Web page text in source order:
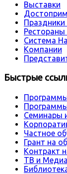
Выставки
Рестораны
Система
Компании
Быстрые
Семинары
Частное
Грант на
Контракт
ТВ и